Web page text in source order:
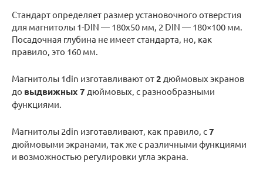
Стандарт определяет размер установочного отверстия
для магнитолы 1-DIN — 180х50 мм, 2 DIN — 180×100 мм.
Посадочная глубина не имеет стандарта, но, как
правило, это 160 мм.
Магнитолы 1din изготавливают от2 дюймовых экранов
до выдвижных 7 дюймовых, с разнообразными
функциями.
Магнитолы 2din изготавливают, как правило, с7
дюймовыми экранами, так же с различными функциями
и возможностью регулировки угла экрана.